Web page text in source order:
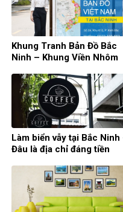
Khung Tranh Bản Đồ Bắc
Ninh – Khung Viền Nhôm
Cầu, Khổ A0 Chuẩn
Làm biển vẫy tại Bắc Ninh
Đâu là địa chỉ đáng tiền